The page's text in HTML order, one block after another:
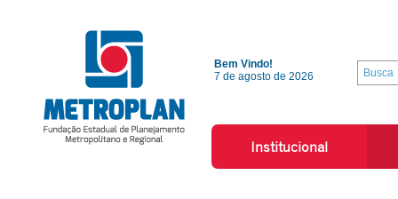
Bem Vindo!
7 de agosto de 2026
Institucional